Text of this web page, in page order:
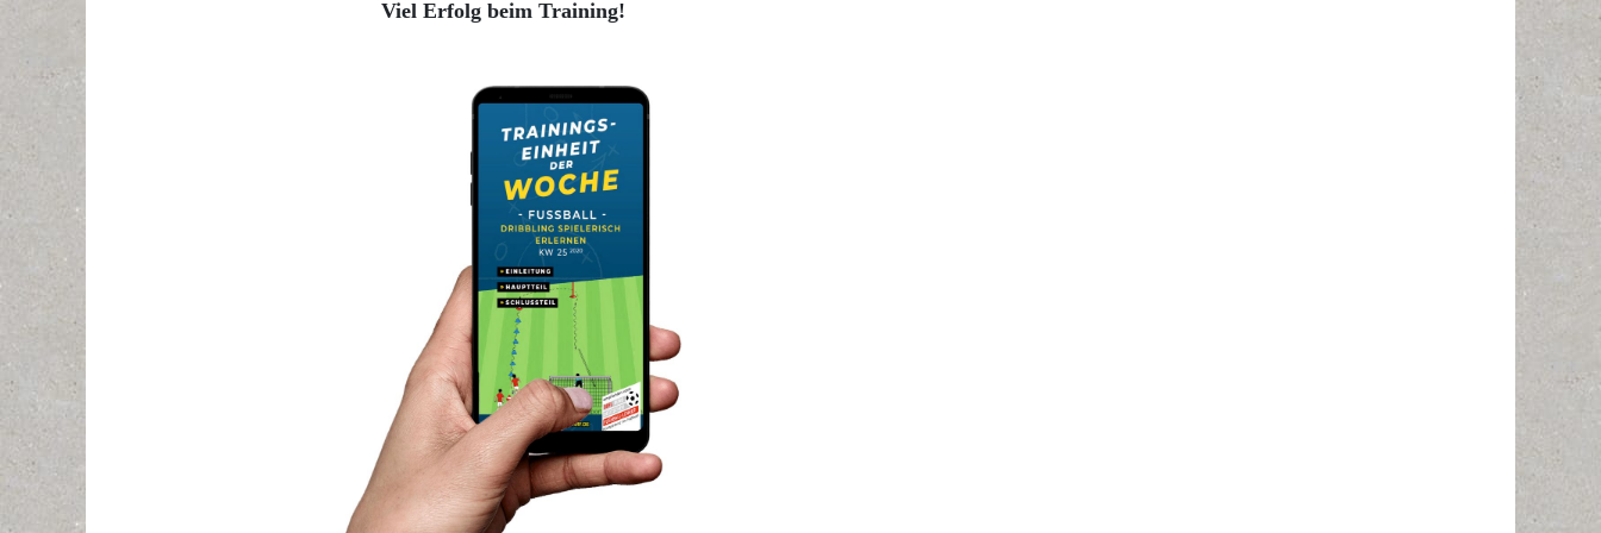
Viel Erfolg beim Training!